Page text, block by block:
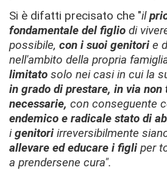
Si è difatti precisato che "il
fondamentale del figlio di
possibile, con i suoi genitori e
nell'ambito della propria
limitato solo nei casi in cui la
in grado di prestare, in via
necessarie, con conseguente
endemico e radicale stato di
igenitori irreversibilmente
allevare ed educare i figli per
a prendersene cura".